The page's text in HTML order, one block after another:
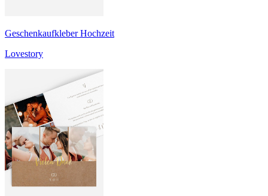
Geschenkaufkleber Hochzeit
Lovestory